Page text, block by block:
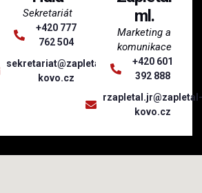
Sekretariát
+420 777
762 504
sekretariat@zapletal-
kovo.cz
ml.
Marketing a
komunikace
+420 601
392 888
rzapletal.jr@zapletal-
kovo.cz